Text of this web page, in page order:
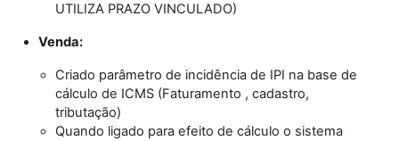
UTILIZA PRAZO VINCULADO)
Venda:
Criado parâmetro de incidência de IPI na base de
cálculo de ICMS (Faturamento , cadastro,
tributação)
Quando ligado para efeito de cálculo o sistema